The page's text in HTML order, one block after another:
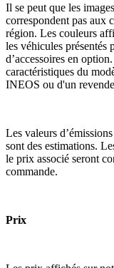
Il se peut que les
correspondent pas aux
région. Les couleurs
les véhicules présentés
d’accessoires en
caractéristiques du
INEOS ou d'un
Les valeurs
sont des estimations.
le prix associé seront
commande.
Prix